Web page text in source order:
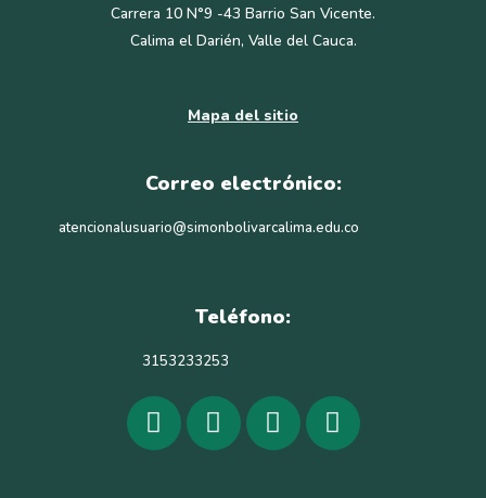
Carrera 10 N°9 -43 Barrio San Vicente.
Calima el Darién, Valle del Cauca.
Mapa del sitio
Correo electrónico:
atencionalusuario@simonbolivarcalima.edu.co
Teléfono:
3153233253